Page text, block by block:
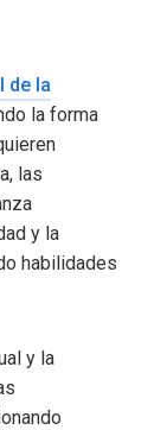
de la
la forma
las
y la
habilidades
y la